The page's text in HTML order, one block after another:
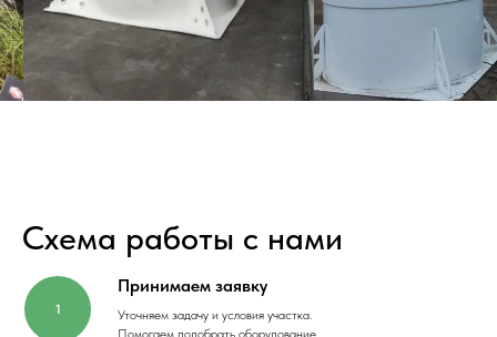
Схема работы с нами
Принимаем заявку
Уточняем задачу и условия участка.